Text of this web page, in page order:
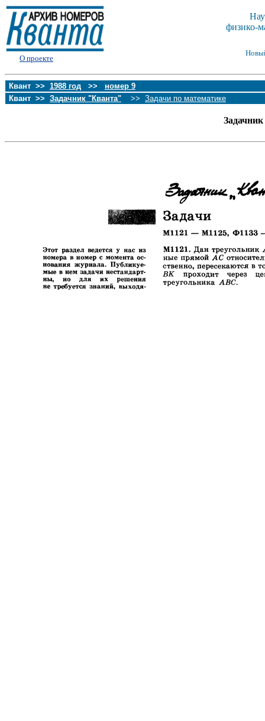
О проекте
физико-
Квант >> 1988 год >> номер 9
Квант >> Задачник "Кванта" >> Задачи по математике